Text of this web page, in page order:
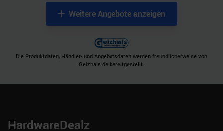
Weitere Angebote anzeigen
Die Produktdaten, Händler- und Angebotsdaten werden freundlicherweise von
Geizhals.de bereitgestellt.
HardwareDealz